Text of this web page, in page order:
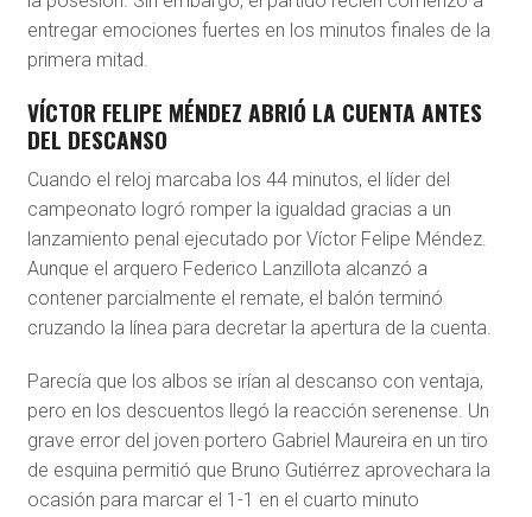
entregar emociones fuertes en los minutos finales de la
primera mitad.
VÍCTOR FELIPE MÉNDEZ ABRIÓ LA CUENTA ANTES
DEL DESCANSO
Cuando el reloj marcaba los 44 minutos, el líder del
campeonato logró romper la igualdad gracias a un
lanzamiento penal ejecutado por Víctor Felipe Méndez.
Aunque el arquero Federico Lanzillota alcanzó a
contener parcialmente el remate, el balón terminó
cruzando la línea para decretar la apertura de la cuenta.
Parecía que los albos se irían al descanso con ventaja,
pero en los descuentos llegó la reacción serenense. Un
grave error del joven portero Gabriel Maureira en un tiro
de esquina permitió que Bruno Gutiérrez aprovechara la
ocasión para marcar el 1-1 en el cuarto minuto